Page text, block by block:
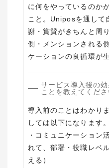
に何をやっているのか
こと。Uniposを通して
謝・賞賛がきちんと周
側・メンションされる
ケーションの良循環が
サービス導入後の
ことを教えてくださ
導入前のことはわかり
しては以下になります。
・コミュニケーション
れて、部署・役職レベ
える）